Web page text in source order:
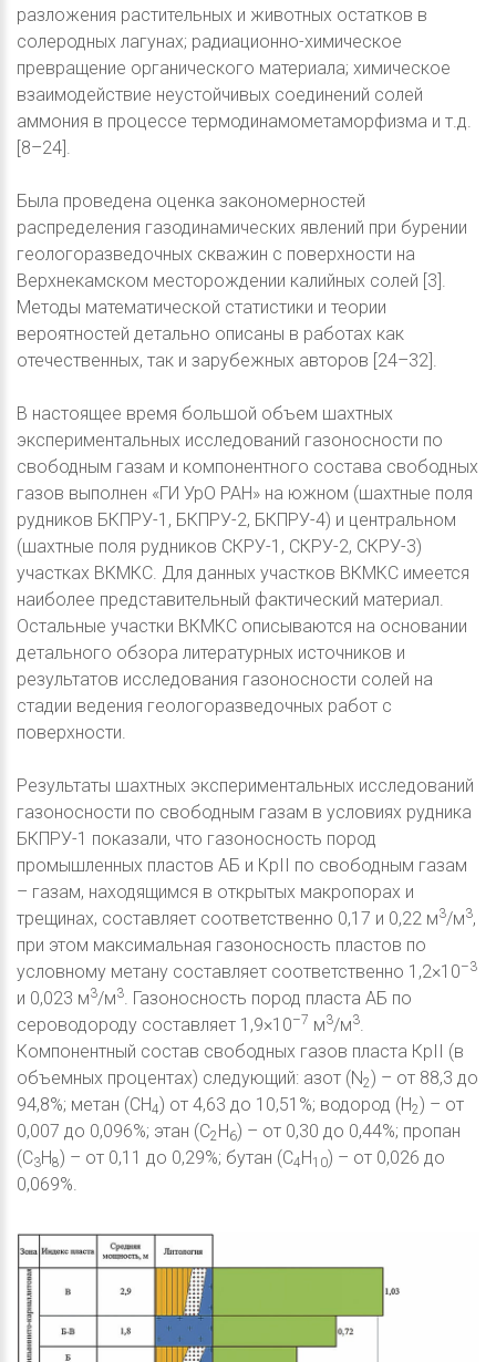
разложения растительных и животных остатков в
солеродных лагунах; радиационно-химическое
превращение органического материала; химическое
взаимодействие неустойчивых соединений солей
аммония в процессе термодинамометаморфизма и т.д.
[8–24].
Была проведена оценка закономерностей
распределения газодинамических явлений при бурении
геологоразведочных скважин с поверхности на
Верхнекамском месторождении калийных солей [3].
Методы математической статистики и теории
вероятностей детально описаны в работах как
отечественных, так и зарубежных авторов [24–32].
В настоящее время большой объем шахтных
экспериментальных исследований газоносности по
свободным газам и компонентного состава свободных
газов выполнен «ГИ УрО РАН» на южном (шахтные поля
рудников БКПРУ-1, БКПРУ-2, БКПРУ-4) и центральном
(шахтные поля рудников СКРУ-1, СКРУ-2, СКРУ-3)
участках ВКМКС. Для данных участков ВКМКС имеется
наиболее представительный фактический материал.
Остальные участки ВКМКС описываются на основании
детального обзора литературных источников и
результатов исследования газоносности солей на
стадии ведения геологоразведочных работ с
поверхности.
Результаты шахтных экспериментальных исследований
газоносности по свободным газам в условиях рудника
БКПРУ-1 показали, что газоносность пород
промышленных пластов АБ и КрII по свободным газам
– газам, находящимся в открытых макропорах и
трещинах, составляет соответственно 0,17 и 0,22 м3/м3,
при этом максимальная газоносность пластов по
условному метану составляет соответственно 1,2×10–3
и 0,023 м3/м3. Газоносность пород пласта АБ по
сероводороду составляет 1,9×10–7 м3/м3.
Компонентный состав свободных газов пласта КрII (в
объемных процентах) следующий: азот (N2) – от 88,3 до
94,8%; метан (CH4) от 4,63 до 10,51%; водород (Н2) – от
0,007 до 0,096%; этан (С2Н6) – от 0,30 до 0,44%; пропан
(С3Н8) – от 0,11 до 0,29%; бутан (С4Н10) – от 0,026 до
0,069%.